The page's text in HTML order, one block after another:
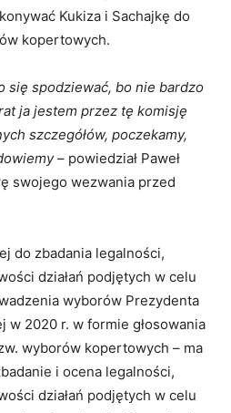
Kukiza i Sachajkę do
kopertowych.
się spodziewać, bo nie bardzo
ja jestem przez tę komisję
szczegółów, poczekamy,
– powiedział Paweł
swojego wezwania przed
do zbadania legalności,
działań podjętych w celu
wyborów Prezydenta
w 2020 r. w formie głosowania
wyborów kopertowych – ma
i ocena legalności,
działań podjętych w celu